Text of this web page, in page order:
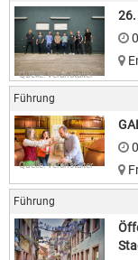
Quelle: Veranstalter
26.
Führung
Quelle: Veranstalter
Führung